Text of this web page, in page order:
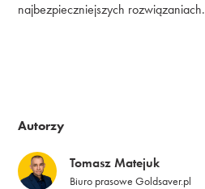
Autorzy
Tomasz Matejuk
Biuro prasowe Goldsaver.pl
najbezpieczniejszych rozwiązaniach.